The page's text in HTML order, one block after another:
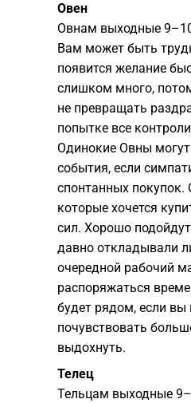
Овен
Овнам выходные 9–10
Вам может быть
появится желание
слишком много,
не превращать
попытке все
Одинокие Овны могут
события, если
спонтанных покупок.
которые хочется
сил. Хорошо
давно откладывали
очередной рабочий
распоряжаться
будет рядом, если вы
почувствовать
выдохнуть.
Телец
Тельцам выходные